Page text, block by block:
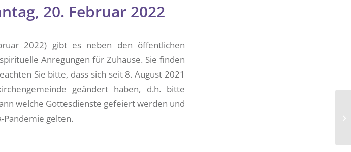
20. Februar 2022
2022) gibt es neben den öffentlichen
Anregungen für Zuhause. Sie finden
Sie bitte, dass sich seit 8. August 2021
geändert haben, d.h. bitte
welche Gottesdienste gefeiert werden und
Pandemie gelten.